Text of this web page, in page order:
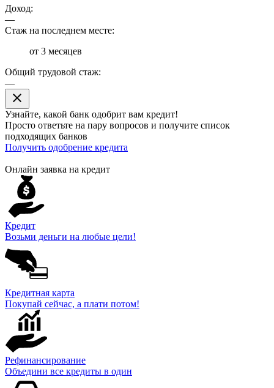
Доход:
—
Стаж на последнем месте:
от 3 месяцев
Общий трудовой стаж:
—
close
Узнайте, какой банк одобрит вам кредит!
Просто ответьте на пару вопросов и получите список
подходящих банков
Получить одобрение кредита
Онлайн заявка на кредит
Кредит
Возьми деньги на любые цели!
Кредитная карта
Покупай сейчас, а плати потом!
Рефинансирование
Объедини все кредиты в один